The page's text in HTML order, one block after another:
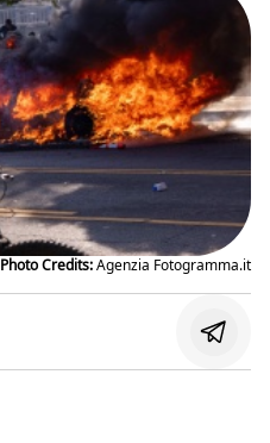
Photo Credits:Agenzia Fotogramma.it